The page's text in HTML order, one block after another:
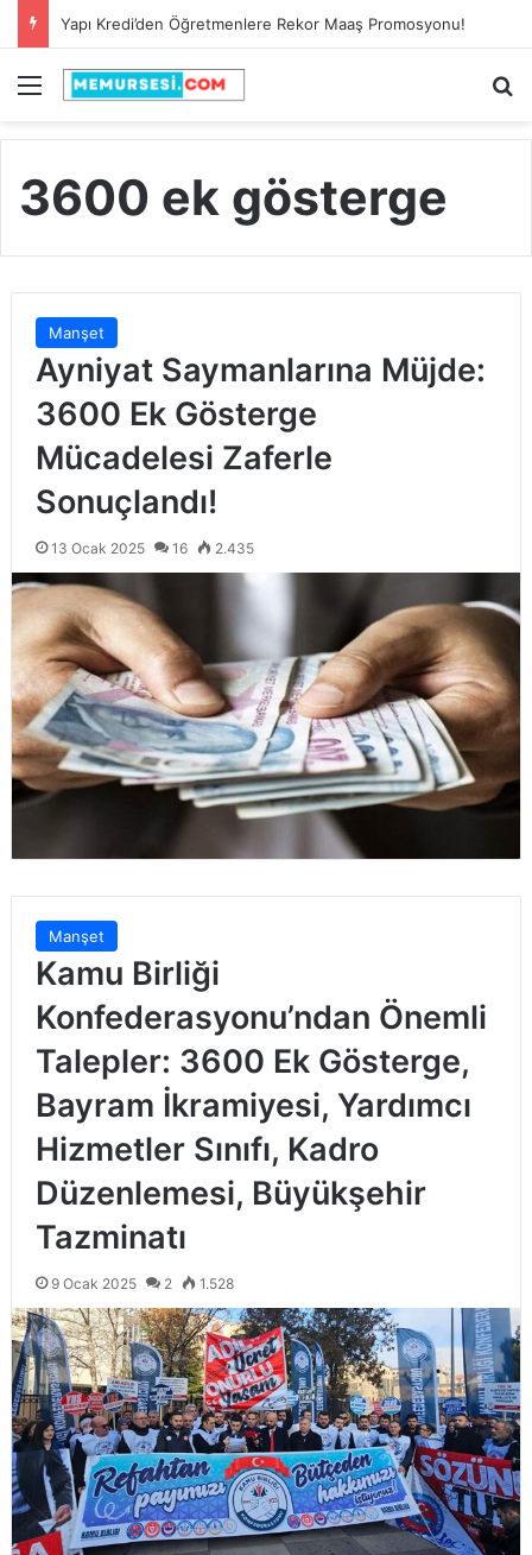
İşçi Sendikasından Maaşlara Yüzde 65 Zam Müjdesi!
Menü
3600 ek gösterge
Manşet
Ayniyat Saymanlarına Müjde:
3600 Ek Gösterge
Mücadelesi Zaferle
Sonuçlandı!
13 Ocak 2025 16 2.435
Manşet
Kamu Birliği
Konfederasyonu’ndan Önemli
Talepler: 3600 Ek Gösterge,
Bayram İkramiyesi, Yardımcı
Hizmetler Sınıfı, Kadro
Düzenlemesi, Büyükşehir
Tazminatı
9 Ocak 2025 2 1.528